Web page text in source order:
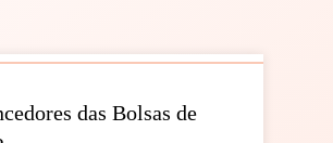
das Bolsas de